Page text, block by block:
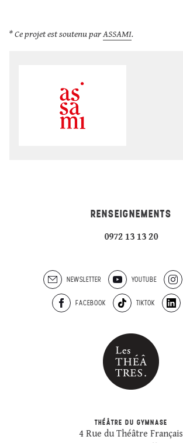
* Ce projet est soutenu parASSAMI.
RENSEIGNEMENTS
0972 13 13 20
NEWSLETTER YOUTUBE
FACEBOOK TIKTOK
THÉÂTRE DU GYMNASE
4 Rue du Théâtre Français